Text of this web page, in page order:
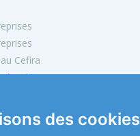
des cookies
Cefira
d'audit